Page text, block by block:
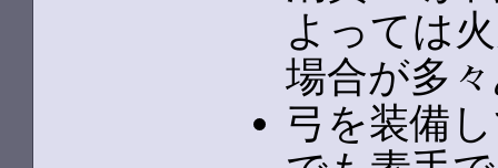
よっては
場合が多
弓を装備